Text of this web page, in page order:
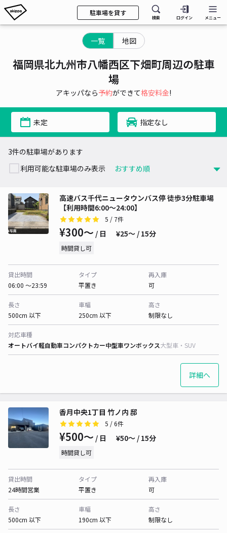
駐車場を貸す
検索 ログイン メニュー
一覧 地図
福岡県北九州市八幡西区下畑町周辺の駐車
場
アキッパなら予約ができて格安料金!
未定 指定なし
3件の駐車場があります
利用可能な駐車場のみ表示
高速バス千代ニュータウンバス停 徒歩3分駐車場
【利用時間6:00～24:00】
5 / 7件
¥300〜 / 日 ¥25〜 / 15分
時間貸し可
貸出時間
06:00 〜23:59
タイプ
平置き
再入庫
可
長さ
500cm 以下
車幅
250cm 以下
高さ
制限なし
対応車種
オートバイ軽自動車コンパクトカー中型車ワンボックス大型車・SUV
詳細へ
香月中央1丁目 竹ノ内 邸
5 / 6件
¥500〜 / 日 ¥50〜 / 15分
時間貸し可
貸出時間
24時間営業
タイプ
平置き
再入庫
可
長さ
500cm 以下
車幅
190cm 以下
高さ
制限なし